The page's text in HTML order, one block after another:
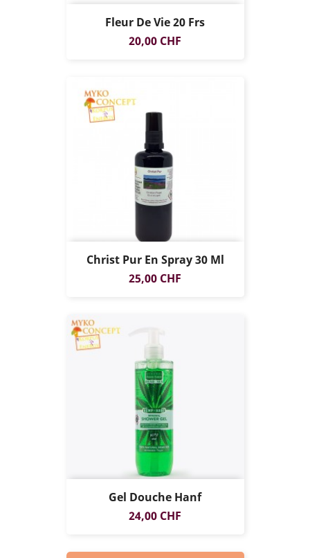
Fleur De Vie 20 Frs
Prix
20,00 CHF
Christ Pur En Spray 30 Ml
Prix
25,00 CHF
Gel Douche Hanf
Prix
24,00 CHF